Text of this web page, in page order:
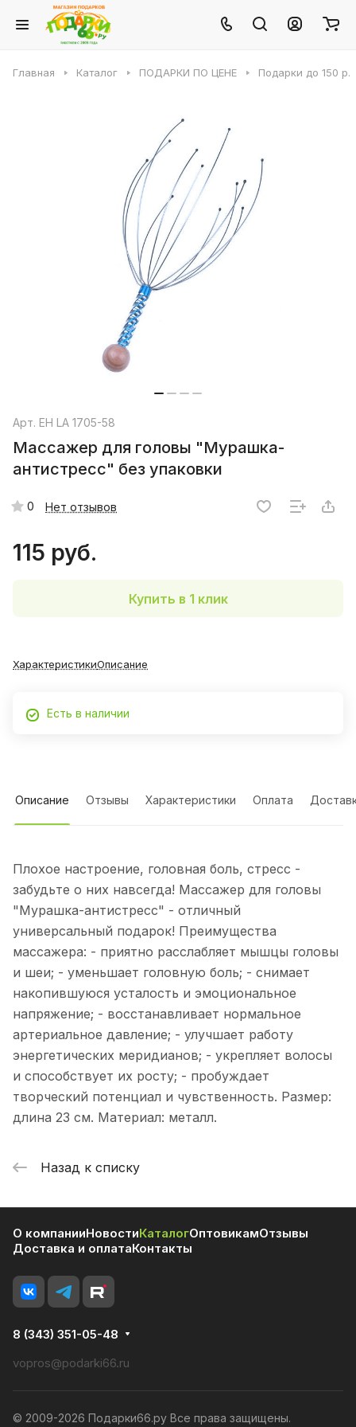
Главная Каталог ПОДАРКИ ПО ЦЕНЕ Подарки до 150 р.
Арт. EH LA 1705-58
Массажер для головы "Мурашка-
антистресс" без упаковки
0 Нет отзывов
115 руб.
Купить в 1 клик
ХарактеристикиОписание
Есть в наличии
Описание Отзывы Характеристики Оплата
Плохое настроение, головная боль, стресс -
забудьте о них навсегда! Массажер для головы
"Мурашка-антистресс" - отличный
универсальный подарок! Преимущества
массажера: - приятно расслабляет мышцы головы
и шеи; - уменьшает головную боль; - снимает
накопившуюся усталость и эмоциональное
напряжение; - восстанавливает нормальное
артериальное давление; - улучшает работу
энергетических меридианов; - укрепляет волосы
и способствует их росту; - пробуждает
творческий потенциал и чувственность. Размер:
длина 23 см. Материал: металл.
Назад к списку
О компанииНовостиКаталогОптовикамОтзывы
Доставка и оплатаКонтакты
8 (343) 351-05-48
vopros@podarki66.ru
© 2009-2026 Подарки66.ру Все права защищены.